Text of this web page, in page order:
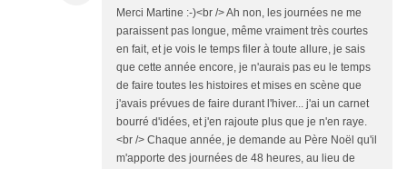
Merci Martine :-)<br /> Ah non, les journées ne me
paraissent pas longue, même vraiment très courtes
en fait, et je vois le temps filer à toute allure, je sais
que cette année encore, je n'aurais pas eu le temps
de faire toutes les histoires et mises en scène que
j'avais prévues de faire durant l'hiver... j'ai un carnet
bourré d'idées, et j'en rajoute plus que je n'en raye.
<br /> Chaque année, je demande au Père Noël qu'il
m'apporte des journées de 48 heures, au lieu de